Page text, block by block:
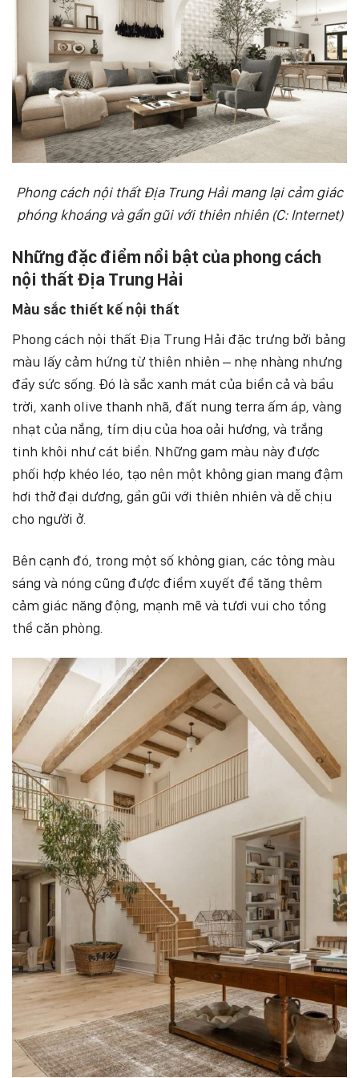
Phong cách nội thất Địa Trung Hải mang lại cảm giác
phóng khoáng và gần gũi với thiên nhiên (C: Internet)
Những đặc điểm nổi bật của phong cách
nội thất Địa Trung Hải
Màu sắc thiết kế nội thất
Phong cách nội thất Địa Trung Hải đặc trưng bởi bảng
màu lấy cảm hứng từ thiên nhiên – nhẹ nhàng nhưng
đầy sức sống. Đó là sắc xanh mát của biển cả và bầu
trời, xanh olive thanh nhã, đất nung terra ấm áp, vàng
nhạt của nắng, tím dịu của hoa oải hương, và trắng
tinh khôi như cát biển. Những gam màu này được
phối hợp khéo léo, tạo nên một không gian mang đậm
hơi thở đại dương, gần gũi với thiên nhiên và dễ chịu
cho người ở.
Bên cạnh đó, trong một số không gian, các tông màu
sáng và nóng cũng được điểm xuyết để tăng thêm
cảm giác năng động, mạnh mẽ và tươi vui cho tổng
thể căn phòng.